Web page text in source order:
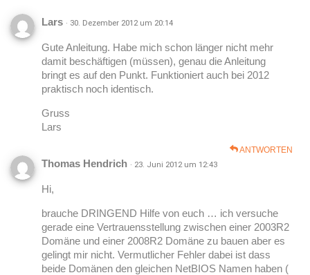
Lars · 30. Dezember 2012 um 20:14
Gute Anleitung. Habe mich schon länger nicht mehr
damit beschäftigen (müssen), genau die Anleitung
bringt es auf den Punkt. Funktioniert auch bei 2012
praktisch noch identisch.
Gruss
Lars
ANTWORTEN
Thomas Hendrich · 23. Juni 2012 um 12:43
Hi,
brauche DRINGEND Hilfe von euch … ich versuche
gerade eine Vertrauensstellung zwischen einer 2003R2
Domäne und einer 2008R2 Domäne zu bauen aber es
gelingt mir nicht. Vermutlicher Fehler dabei ist dass
beide Domänen den gleichen NetBIOS Namen haben (